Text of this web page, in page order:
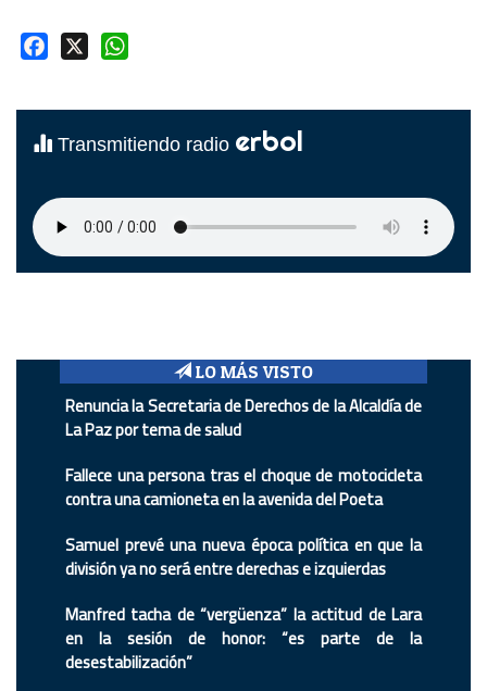
Facebook
Transmitiendo radio erbol
LO MÁS VISTO
Renuncia la Secretaria de Derechos de la Alcaldía de
La Paz por tema de salud
Fallece una persona tras el choque de motocicleta
contra una camioneta en la avenida del Poeta
Samuel prevé una nueva época política en que la
división ya no será entre derechas e izquierdas
Manfred tacha de “vergüenza” la actitud de Lara
en la sesión de honor: “es parte de la
desestabilización”